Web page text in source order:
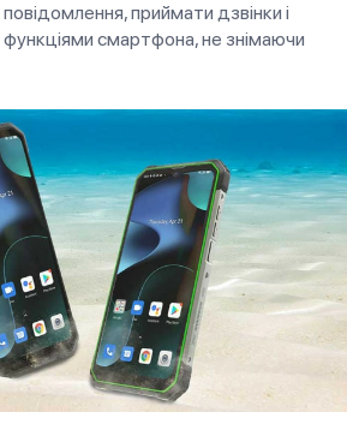
приймати дзвінки і
функціями смартфона, не знімаючи